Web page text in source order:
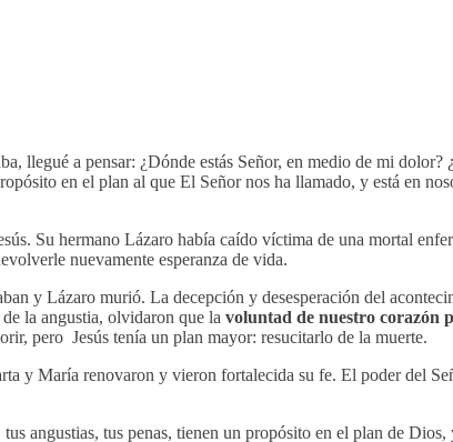
llegué a pensar: ¿Dónde estás Señor, en medio de mi
en el plan al que El Señor nos ha llamado, y está en
Su hermano Lázaro había caído víctima de una mortal
nuevamente esperanza de vida.
y Lázaro murió. La decepción y desesperación del
la angustia, olvidaron que la voluntad de nuestro corazón
pero Jesús tenía un plan mayor: resucitarlo de la muerte.
y María renovaron y vieron fortalecida su fe. El poder del
angustias, tus penas, tienen un propósito en el plan de